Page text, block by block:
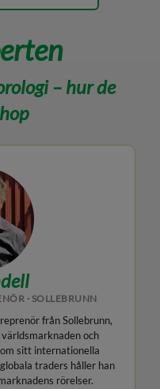
– hur de
· SOLLEBRUNN
från Sollebrunn,
och
sitt internationella
traders håller han
rörelser.